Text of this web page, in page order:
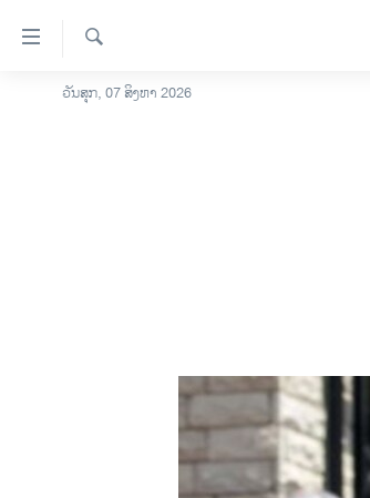
ລິ້ງ
ສຳຫລັບ
ໂຮມເພຈ
ອິດສະຫຼະພາບດ້ານການຂ່າວ
ຄົ້ນຫາ
ວັນສຸກ, 07 ສິງຫາ 2026